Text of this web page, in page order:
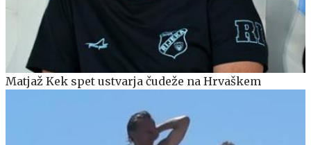
Matjaž Kek spet ustvarja čudeže na Hrvaškem